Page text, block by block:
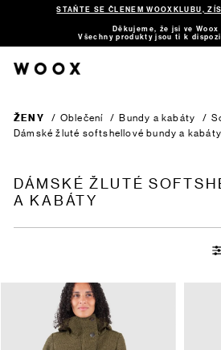
STAŇTE SE ČLENEM WOOXKLUBU,
Děkujeme, že jsi ve
Všechny produkty jsou ti k
ŽENY / Oblečení / Bundy a kabáty /
Dámské žluté softshellové bundy a kabáty
DÁMSKÉ ŽLUTÉ
A KABÁTY